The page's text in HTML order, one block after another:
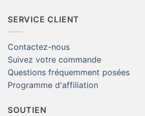
SERVICE CLIENT
Contactez-nous
Suivez votre commande
Questions fréquemment posées
Programme d'affiliation
SOUTIEN